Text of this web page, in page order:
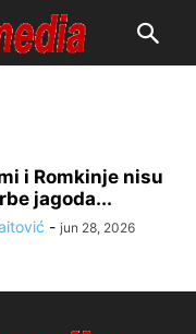
i Romkinje nisu
jagoda...
- jun 28, 2026